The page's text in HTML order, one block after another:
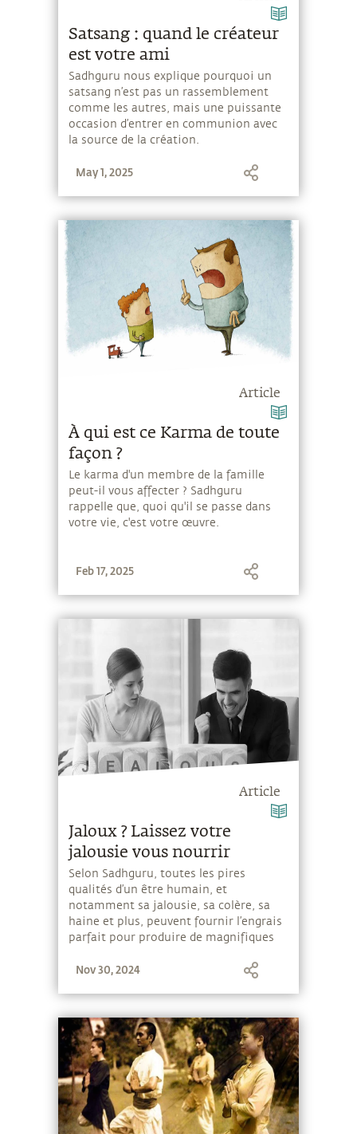
Satsang : quand le créateur
est votre ami
Sadhguru nous explique pourquoi un
satsang n’est pas un rassemblement
comme les autres, mais une puissante
occasion d’entrer en communion avec
la source de la création.
May 1, 2025
Article
À qui est ce Karma de toute
façon ?
Le karma d'un membre de la famille
peut-il vous affecter ? Sadhguru
rappelle que, quoi qu'il se passe dans
votre vie, c'est votre œuvre.
Feb 17, 2025
Article
Jaloux ? Laissez votre
jalousie vous nourrir
Selon Sadhguru, toutes les pires
qualités d’un être humain, et
notamment sa jalousie, sa colère, sa
haine et plus, peuvent fournir l’engrais
parfait pour produire de magnifiques
Nov 30, 2024